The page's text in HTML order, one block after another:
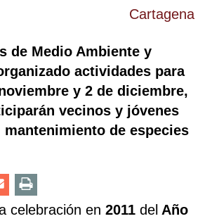
Cartagena
de Medio Ambiente y
actividades para
y 2 de diciembre,
vecinos y jóvenes
de especies
celebración en 2011 del Año